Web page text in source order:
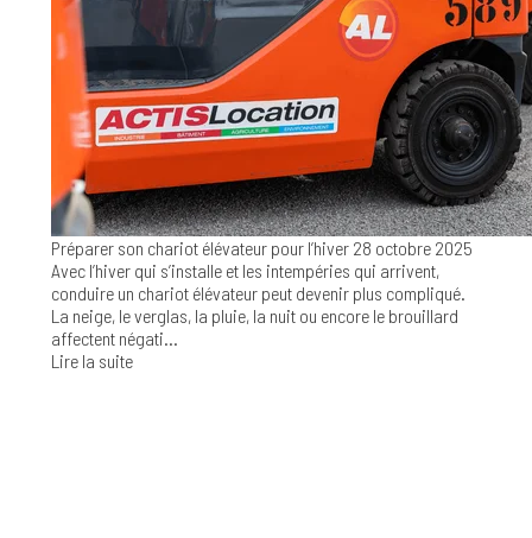
Préparer son chariot élévateur pour l’hiver 28 octobre 2025
Avec l’hiver qui s’installe et les intempéries qui arrivent,
conduire un chariot élévateur peut devenir plus compliqué.
La neige, le verglas, la pluie, la nuit ou encore le brouillard
affectent négati...
Lire la suite